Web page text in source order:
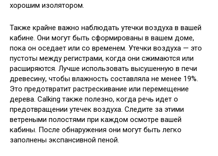
хорошим изолятором.
Также крайне важно наблюдать утечки воздуха в вашей
кабине. Они могут быть сформированы в вашем доме,
пока он оседает или со временем. Утечки воздуха — это
пустоты между регистрами, когда они сжимаются или
расширяются. Лучше использовать высушенную в печи
древесину, чтобы влажность составляла не менее 19%.
Это предотвратит растрескивание или перемещение
дерева. Calking также полезно, когда речь идет о
предотвращении утечек воздуха. Следите за этими
ветреными полостями при каждом осмотре вашей
кабины. После обнаружения они могут быть легко
заполнены экспансивной пеной.